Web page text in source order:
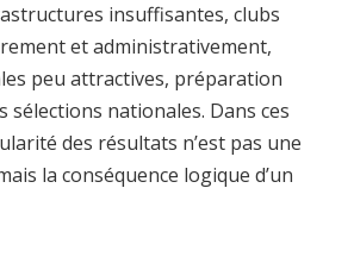
insuffisantes, clubs
et administrativement,
peu attractives, préparation
sélections nationales. Dans ces
des résultats n’est pas une
la conséquence logique d’un